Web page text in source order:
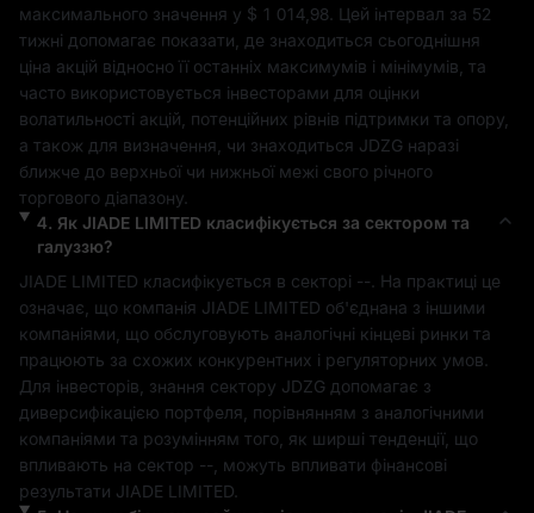
максимального значення у $ 1 014,98 . Цей інтервал за 52
тижні допомагає показати, де знаходиться сьогоднішня
ціна акцій відносно її останніх максимумів і мінімумів, та
часто використовується інвесторами для оцінки
волатильності акцій, потенційних рівнів підтримки та опору,
а також для визначення, чи знаходиться JDZG наразі
ближче до верхньої чи нижньої межі свого річного
торгового діапазону.
4. Як JIADE LIMITED класифікується за сектором та
галуззю?
JIADE LIMITED класифікується в секторі -- . На практиці це
означає, що компанія JIADE LIMITED об'єднана з іншими
компаніями, що обслуговують аналогічні кінцеві ринки та
працюють за схожих конкурентних і регуляторних умов.
Для інвесторів, знання сектору JDZG допомагає з
диверсифікацією портфеля, порівнянням з аналогічними
компаніями та розумінням того, як ширші тенденції, що
впливають на сектор -- , можуть впливати фінансові
результати JIADE LIMITED